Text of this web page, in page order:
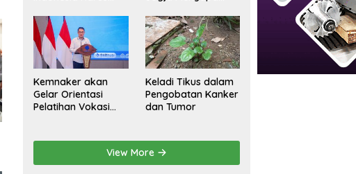
Lebih Cerdas
Bermedia Sosial
Kemnaker akan
Gelar Orientasi
Pelatihan Vokasi
Keladi Tikus dalam
Pengobatan Kanker
dan Tumor
View More